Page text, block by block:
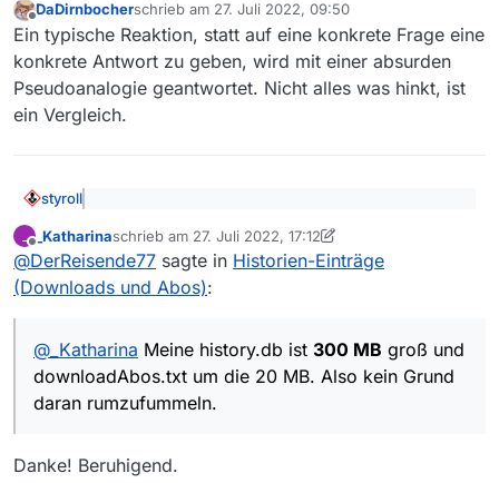
Offline
DaDirnbocherschrieb am 27. Juli 2022, 09:50
zuletzt editiert von
Ein typische Reaktion, statt auf eine konkrete Frage eine
konkrete Antwort zu geben, wird mit einer absurden
Pseudoanalogie geantwortet. Nicht alles was hinkt, ist
ein Vergleich.
styroll
werden Filme gespeichert, die über Abos
gefunden wurden. Es spielt dabei keine Rolle, ob
sie heruntergeladen wurden oder der Eintrag
wieder gelöscht wurde.
Da deine Erklärungen in dieser Sache immer wieder
ausgeprägt missverständlich bis irreführend sind,
versuche ich einmal mehr, das verständlich zu
“Hier werden Filme gespeichert, die über Abos
über Abos gefunden
wurden, aber deren Eintrag wieder
gelöscht wurde.”
_
Offline
_Katharinaschrieb am 27. Juli 2022, 17:12
zuletzt editiert von _Katharina
@DerReisende77 sagte in Historien-Einträge
(Downloads und Abos):
@ _Katharina Meine history.db ist 300 MB groß und
downloadAbos.txt um die 20 MB. Also kein Grund
daran rumzufummeln.
Danke! Beruhigend.